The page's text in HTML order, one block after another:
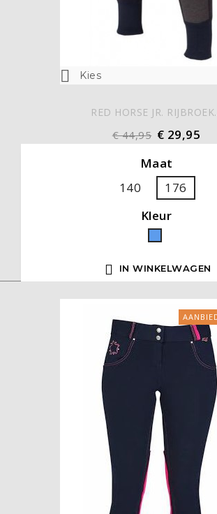
 Kies
RED HORSE JR.
€ 44,95 € 29,95
Maat
140
176
Kleur
Blauw
 IN WINKELWAGEN